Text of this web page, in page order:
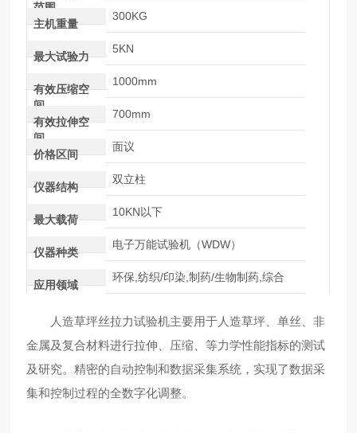
范围
主机重量
300KG
最大试验力
5KN
有效压缩空
间
1000mm
有效拉伸空
间
700mm
价格区间
面议
仪器结构
双立柱
最大载荷
10KN以下
仪器种类
电子万能试验机（WDW）
应用领域
环保,纺织/印染,制药/生物制药,综合
人造草坪丝拉力试验机主要用于人造草坪、单丝、非
金属及复合材料进行拉伸、压缩、等力学性能指标的测试
及研究。精密的自动控制和数据采集系统，实现了数据采
集和控制过程的全数字化调整。